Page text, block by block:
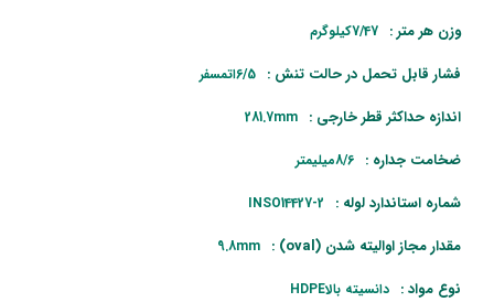
وزن هر متر : 7/47کیلوگرم
فشار قابل تحمل در حالت تنش : 6/5اتمسفر
اندازه حداکثر قطر خارجی : 281.7mm
ضخامت جداره : 8/6میلیمتر
شماره استاندارد لوله : INSO14427-2
مقدار مجاز اوالیته شدن (oval) : 9.8mm
نوع مواد : دانسیته بالاHDPE